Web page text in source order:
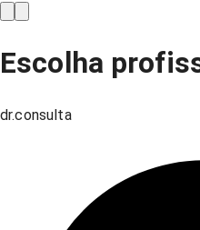
Escolha
dr.consulta